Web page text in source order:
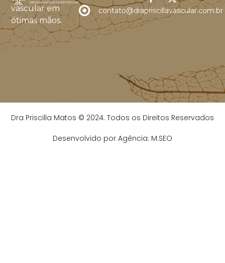
vascular em
ótimas mãos.
contato@drapriscillavascular.com.br
Dra Priscilla Matos © 2024. Todos os Direitos Reservados
Desenvolvido por Agência: M.SEO